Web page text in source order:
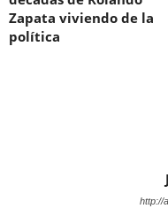
Zapata viviendo de la
política
http://